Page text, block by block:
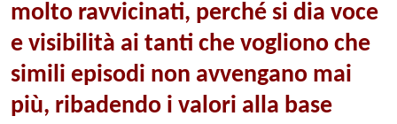
molto ravvicinati, perché si dia voce
e visibilità ai tanti che vogliono che
simili episodi non avvengano mai
più, ribadendo i valori alla base